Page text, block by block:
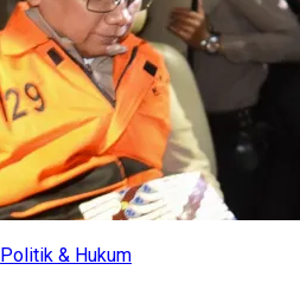
Politik & Hukum